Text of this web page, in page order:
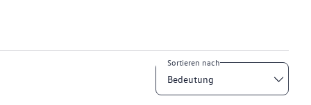
Sortieren nach
Bedeutung